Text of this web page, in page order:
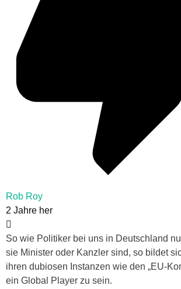
Rob Roy
2 Jahre her
So wie Politiker bei uns in Deutschland
sie Minister oder Kanzler sind, so bildet
ihren dubiosen Instanzen wie den „EU-
ein Global Player zu sein.